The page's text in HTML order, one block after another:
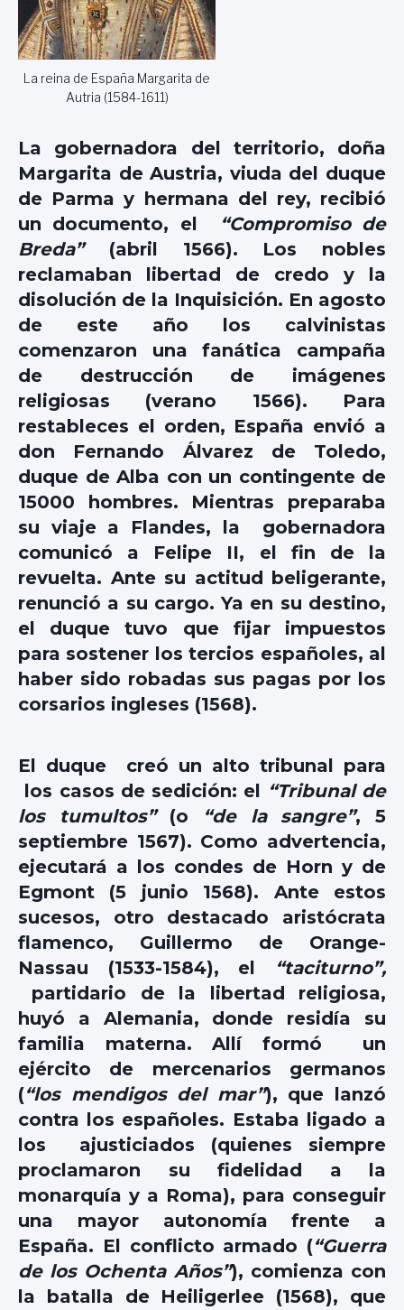
La reina de España Margarita de
Autria (1584-1611)
La gobernadora del territorio, doña
Margarita de Austria, viuda del duque
de Parma y hermana del rey, recibió
un documento, el
“Compromiso de
Breda”(abril 1566). Los nobles
reclamaban libertad de credo y la
disolución de la Inquisición. En agosto
de este año los calvinistas
comenzaron una fanática campaña
de destrucción de imágenes
religiosas (verano 1566). Para
restableces el orden, España envió a
don Fernando Álvarez de Toledo,
duque de Alba con un contingente de
15000 hombres. Mientras preparaba
su viaje a Flandes, la gobernadora
comunicó a Felipe II, el fin de la
revuelta. Ante su actitud beligerante,
renunció a su cargo. Ya en su destino,
el duque tuvo que fijar impuestos
para sostener los tercios españoles, al
haber sido robadas sus pagas por los
corsarios ingleses (1568).
El duque creó un alto tribunal para
los casos de sedición: el
“Tribunal de
los tumultos”(o “de la sangre”, 5
septiembre 1567). Como advertencia,
ejecutará a los condes de Horn y de
Egmont (5 junio 1568). Ante estos
sucesos, otro destacado aristócrata
flamenco, Guillermo de Orange-
Nassau (1533-1584), el
“taciturno”,
partidario de la libertad religiosa,
huyó a Alemania, donde residía su
familia materna. Allí formó un
ejército de mercenarios germanos
(“los mendigos del mar”), que lanzó
contra los españoles. Estaba ligado a
los ajusticiados (quienes siempre
proclamaron su fidelidad a la
monarquía y a Roma), para conseguir
una mayor autonomía frente a
España. El conflicto armado (“Guerra
de los Ochenta Años”), comienza con
la batalla de Heiligerlee (1568), que